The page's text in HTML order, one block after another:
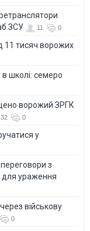
ЗСУ
11 0
11 тисяч ворожих
в школі: семеро
ворожий ЗРГК
32 0
у
з
ураження
військову
0